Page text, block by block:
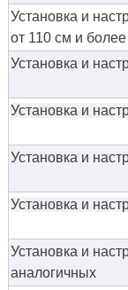
Установка и
от 110 см и более
Установка и
Установка и
Установка и
Установка и
Установка и
аналогичных